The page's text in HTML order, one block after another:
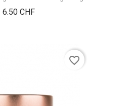
6.50 CHFPrix
favorite_border